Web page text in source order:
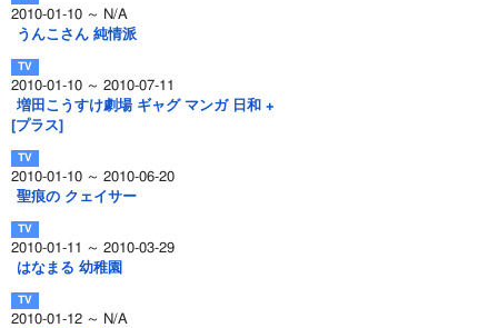
2010-01-10 ～ N/A
うんこさん 純情派
2010-01-10 ～ 2010-07-11
増田こうすけ劇場 ギャグ マンガ 日和 +
[プラス]
2010-01-10 ～ 2010-06-20
聖痕の クェイサー
2010-01-11 ～ 2010-03-29
はなまる 幼稚園
2010-01-12 ～ N/A